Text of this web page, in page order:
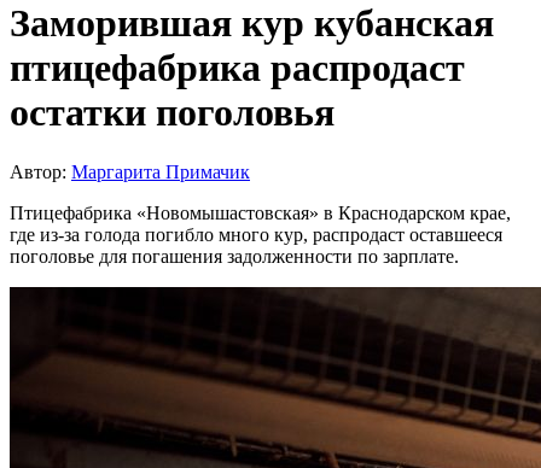
Заморившая кур кубанская
птицефабрика распродаст
остатки поголовья
Автор: Маргарита Примачик
Птицефабрика «Новомышастовская» в Краснодарском крае,
где из-за голода погибло много кур, распродаст оставшееся
поголовье для погашения задолженности по зарплате.